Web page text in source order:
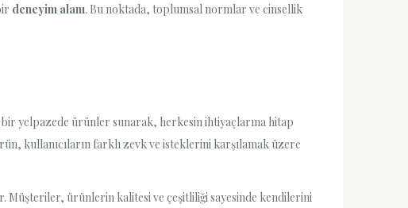
deneyim alanı. Bu noktada, toplumsal normlar ve cinsellik
bir yelpazede ürünler sunarak, herkesin ihtiyaçlarına hitap
kullanıcıların farklı zevk ve isteklerini karşılamak üzere
Müşteriler, ürünlerin kalitesi ve çeşitliliği sayesinde kendilerini